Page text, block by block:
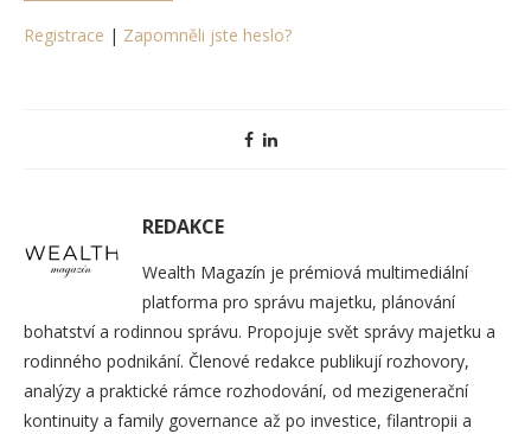
Registrace | Zapomněli jste heslo?
REDAKCE
Wealth Magazín je prémiová multimediální
platforma pro správu majetku, plánování
bohatství a rodinnou správu. Propojuje svět správy majetku a
rodinného podnikání. Členové redakce publikují rozhovory,
analýzy a praktické rámce rozhodování, od mezigenerační
kontinuity a family governance až po investice, filantropii a